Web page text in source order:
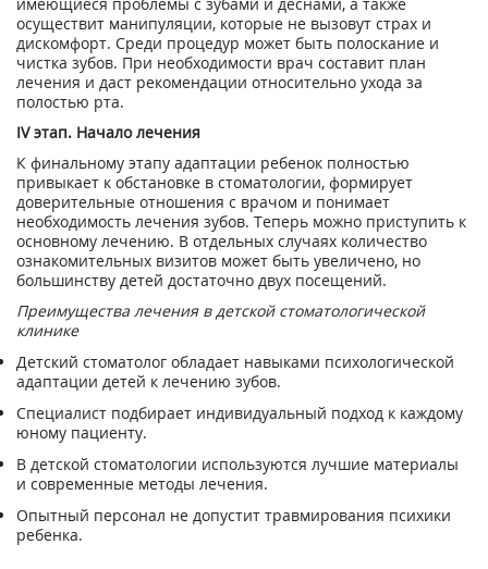
осуществит манипуляции, которые не вызовут страх и
дискомфорт. Среди процедур может быть полоскание и
чистка зубов. При необходимости врач составит план
лечения и даст рекомендации относительно ухода за
полостью рта.
IV этап. Начало лечения
К финальному этапу адаптации ребенок полностью
привыкает к обстановке в стоматологии, формирует
доверительные отношения с врачом и понимает
необходимость лечения зубов. Теперь можно приступить к
основному лечению. В отдельных случаях количество
ознакомительных визитов может быть увеличено, но
большинству детей достаточно двух посещений.
Преимущества лечения в детской стоматологической
клинике
Детский стоматолог обладает навыками психологической
адаптации детей к лечению зубов.
Специалист подбирает индивидуальный подход к каждому
юному пациенту.
В детской стоматологии используются лучшие материалы
и современные методы лечения.
Опытный персонал не допустит травмирования психики
ребенка.